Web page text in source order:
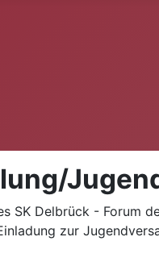
SK Delbrück - Forum
zur